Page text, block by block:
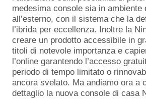
medesima console sia in ambiente
all’esterno, con il sistema che la
l’ibrida per eccellenza. Inoltre la
creare un prodotto accessibile in
titoli di notevole importanza e
l’online garantendo l’accesso
periodo di tempo limitato o
ancora svelato. Ma andiamo ora a
dettaglio la nuova console di casa